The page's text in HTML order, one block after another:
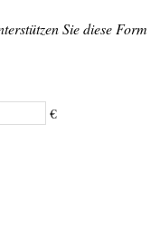
Sie diese Form
€